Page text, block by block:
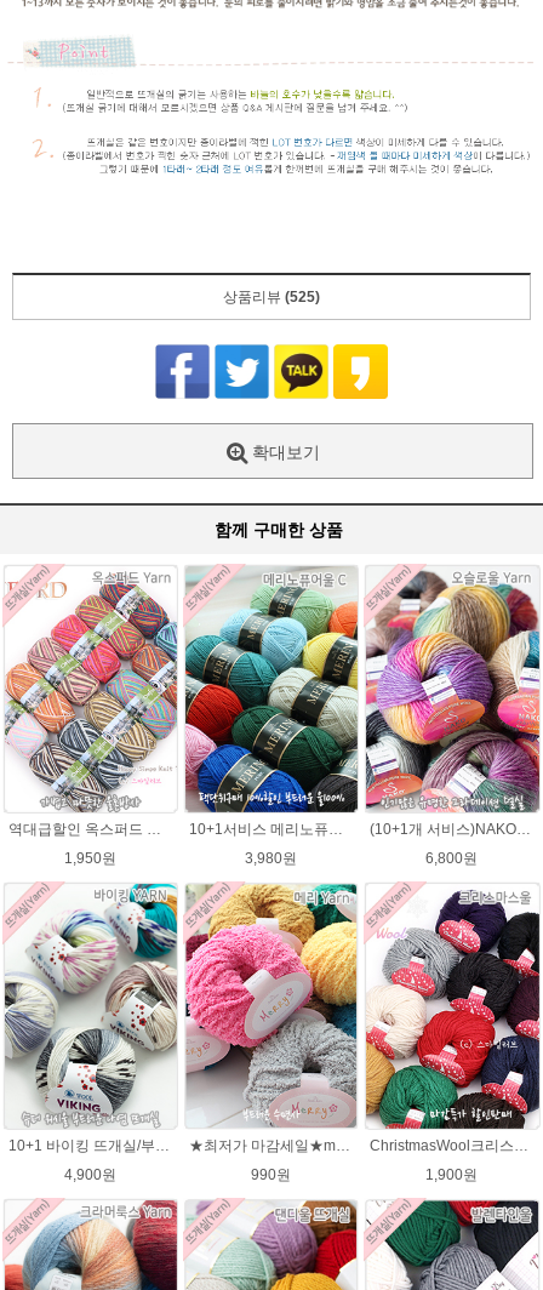
상품리뷰 (525)
확대보기
함께 구매한 상품
역대급할인 옥스퍼드 나염뜨개실 털실
1,950원
10+1서비스 메리노퓨어울 C 손뜨개질 털실 뜨개실 블랭킷뜨기실
3,980원
(10+1개 서비스)NAKO 오슬로울 그라데이션 털실 Oslo wool 뜨개실 나코오슬로울실
6,800원
10+1 바이킹 뜨개실/부드러운 나염 아기털실 목도리실 Viking Yarn
4,900원
★최저가 마감세일★merry메리/털실/수면뜨개실/뜨개질실/손뜨개실/목도리털실
990원
ChristmasWool크리스마스울 털실 손뜨개 뜨개질 뜨개실
1,900원